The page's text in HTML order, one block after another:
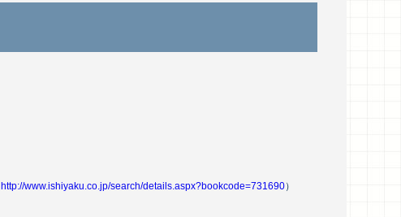
http://www.ishiyaku.co.jp/search/details.aspx?bookcode=731690）